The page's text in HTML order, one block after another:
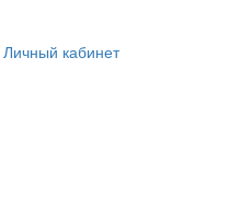
Личный кабинет